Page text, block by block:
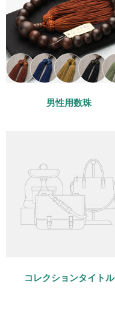
男性用数珠
コレクションタイトル